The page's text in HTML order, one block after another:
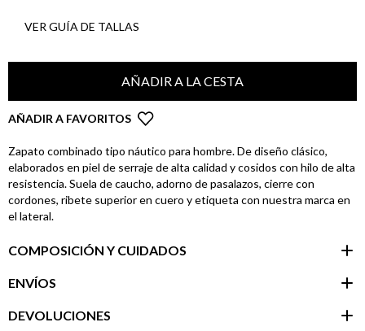
VER GUÍA DE TALLAS
AÑADIR A LA CESTA
AÑADIR A FAVORITOS
Zapato combinado tipo náutico para hombre. De diseño clásico,
elaborados en piel de serraje de alta calidad y cosidos con hilo de alta
resistencia. Suela de caucho, adorno de pasalazos, cierre con
cordones, ribete superior en cuero y etiqueta con nuestra marca en
el lateral.
COMPOSICIÓN Y CUIDADOS
ENVÍOS
DEVOLUCIONES